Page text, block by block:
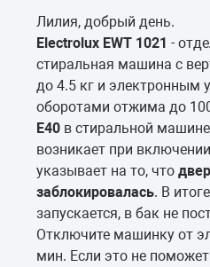
Лилия, добрый день.
Electrolux EWT 1021 -
стиральная машина с
до 4.5 кг и электронным
оборотами отжима до
Е40 в стиральной
возникает при
указывает на то, что
заблокировалась. В
запускается, в бак не
Отключите машинку от
мин. Если это не